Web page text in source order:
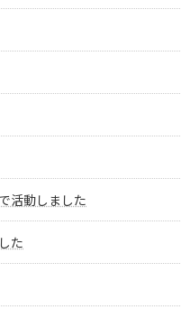
活動しました
た